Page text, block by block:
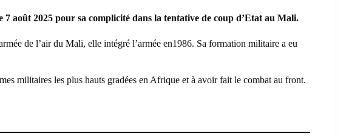
7 août 2025 pour sa complicité dans la tentative de coup d’Etat au Mali.
de l’air du Mali, elle intégré l’armée en1986. Sa formation militaire a eu
militaires les plus hauts gradées en Afrique et à avoir fait le combat au front.